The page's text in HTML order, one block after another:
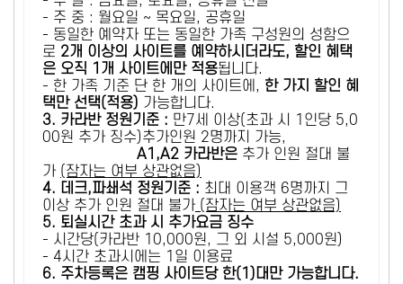
- 주 중 : 월요일 ~ 목요일, 공휴일
- 동일한 예약자 또는 동일한 가족 구성원의 성함으
로 2개 이상의 사이트를 예약하시더라도, 할인 혜택
은 오직 1개 사이트에만 적용됩니다.
- 한 가족 기준 단 한 개의 사이트에, 한 가지 할인 혜
택만 선택(적용) 가능합니다.
3. 카라반 정원기준 : 만7세 이상(초과 시 1인당 5,0
00원 추가 징수)추가인원 2명까지 가능,
A1,A2 카라반은 추가 인원 절대 불
가 (잠자는 여부 상관없음)
4. 데크,파쇄석 정원기준 : ​최대 이용객 6명까지 그
이상 추가 인원 절대 불가 (잠자는 여부 상관없음)
5. 퇴실시간 초과 시 추가요금 징수
- 시간당(카라반 10,000원, 그 외 시설 5,000원)
- 4시간 초과시에는 1일 이용료
6. 주차등록은 캠핑 사이트당 한(1)대만 가능합니다.